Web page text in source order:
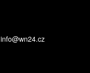
info@wn24.cz